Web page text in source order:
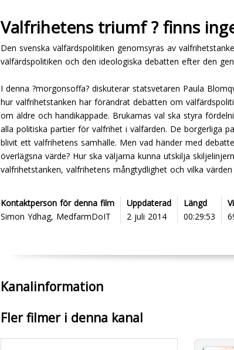
Valfrihetens triumf ? finns
Den svenska välfärdspolitiken genomsyras av
välfärdspolitiken och den ideologiska debatten efter den
I denna ?morgonsoffa? diskuterar statsvetaren Paula
hur valfrihetstanken har förändrat debatten om
om äldre och handikappade. Brukarnas val ska styra
alla politiska partier för valfrihet i välfärden. De borgerliga
blivit ett valfrihetens samhälle. Men vad händer med
överlägsna värde? Hur ska väljarna kunna utskilja
valfrihetstanken, valfrihetens mångtydlighet och vilka
Kontaktperson för denna film
Simon Ydhag, MedfarmDoIT
Uppdaterad
2 juli 2014
Längd
00:29:53
Kanalinformation
Fler filmer i denna kanal